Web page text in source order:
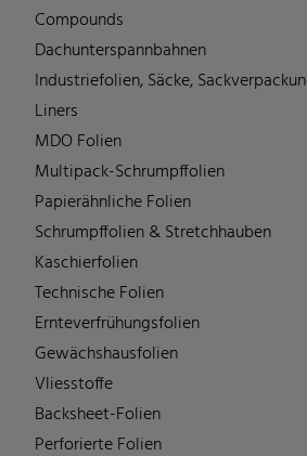
Compounds
Dachunterspannbahnen
Industriefolien, Säcke,
Liners
MDO Folien
Multipack-Schrumpffolien
Papierähnliche Folien
Schrumpffolien & Stretchhauben
Kaschierfolien
Technische Folien
Ernteverfrühungsfolien
Gewächshausfolien
Vliesstoffe
Backsheet-Folien
Perforierte Folien